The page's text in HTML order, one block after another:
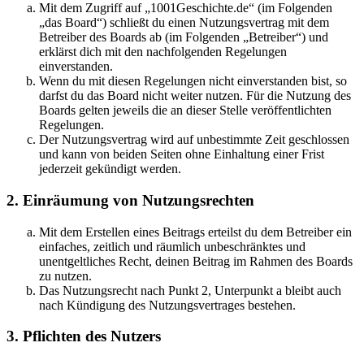
Mit dem Zugriff auf „1001Geschichte.de“ (im Folgenden
„das Board“) schließt du einen Nutzungsvertrag mit dem
Betreiber des Boards ab (im Folgenden „Betreiber“) und
erklärst dich mit den nachfolgenden Regelungen
einverstanden.
Wenn du mit diesen Regelungen nicht einverstanden bist, so
darfst du das Board nicht weiter nutzen. Für die Nutzung des
Boards gelten jeweils die an dieser Stelle veröffentlichten
Regelungen.
Der Nutzungsvertrag wird auf unbestimmte Zeit geschlossen
und kann von beiden Seiten ohne Einhaltung einer Frist
jederzeit gekündigt werden.
2. Einräumung von Nutzungsrechten
Mit dem Erstellen eines Beitrags erteilst du dem Betreiber ein
einfaches, zeitlich und räumlich unbeschränktes und
unentgeltliches Recht, deinen Beitrag im Rahmen des Boards
zu nutzen.
Das Nutzungsrecht nach Punkt 2, Unterpunkt a bleibt auch
nach Kündigung des Nutzungsvertrages bestehen.
3. Pflichten des Nutzers